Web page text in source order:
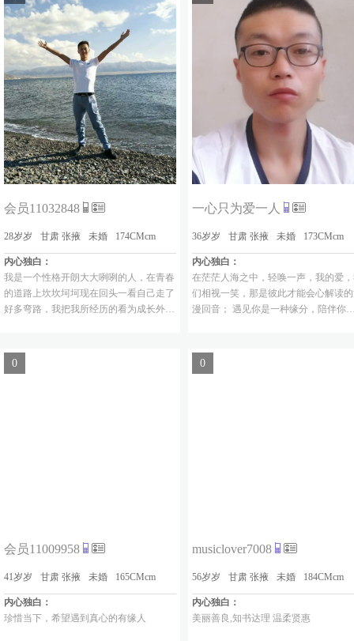
会员11032848
28岁岁 甘肃 张掖 未婚 174CMcm
内心独白：
我是一个性格开朗大大咧咧的人，在青春
的道路上坎坎坷坷现在回头一看自己走了
好多弯路，我把我所经历的看为成长外面
一心只为爱一人
36岁岁 甘肃 张掖 未婚 173CMcm
内心独白：
在茫茫人海之中，轻唤一声，我的爱
们相视一笑，那是彼此才能会心解读
漫回音； 遇见你是一种缘分，陪伴你
候！ 一个平凡的男人，虽然平凡但是
希望在平凡中创造属于我们的快乐和未
0
会员11009958
41岁岁 甘肃 张掖 未婚 165CMcm
内心独白：
珍惜当下，希望遇到真心的有缘人
0
musiclover7008
56岁岁 甘肃 张掖 未婚 184CMcm
内心独白：
美丽善良,知书达理 温柔贤惠